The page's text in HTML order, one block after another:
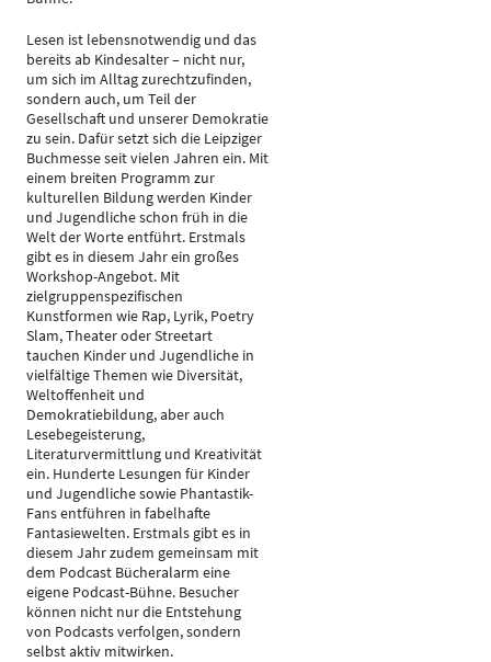
Lesen ist lebensnotwendig und das
bereits ab Kindesalter – nicht nur,
um sich im Alltag zurechtzufinden,
sondern auch, um Teil der
Gesellschaft und unserer Demokratie
zu sein. Dafür setzt sich die Leipziger
Buchmesse seit vielen Jahren ein. Mit
einem breiten Programm zur
kulturellen Bildung werden Kinder
und Jugendliche schon früh in die
Welt der Worte entführt. Erstmals
gibt es in diesem Jahr ein großes
Workshop-Angebot. Mit
zielgruppenspezifischen
Kunstformen wie Rap, Lyrik, Poetry
Slam, Theater oder Streetart
tauchen Kinder und Jugendliche in
vielfältige Themen wie Diversität,
Weltoffenheit und
Demokratiebildung, aber auch
Lesebegeisterung,
Literaturvermittlung und Kreativität
ein. Hunderte Lesungen für Kinder
und Jugendliche sowie Phantastik-
Fans entführen in fabelhafte
Fantasiewelten. Erstmals gibt es in
diesem Jahr zudem gemeinsam mit
dem Podcast Bücheralarm eine
eigene Podcast-Bühne. Besucher
können nicht nur die Entstehung
von Podcasts verfolgen, sondern
selbst aktiv mitwirken.